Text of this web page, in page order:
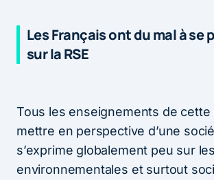
Les Français ont du mal à se
sur la RSE
Tous les enseignements de cette
mettre en perspective d’une
s’exprime globalement peu sur
environnementales et surtout